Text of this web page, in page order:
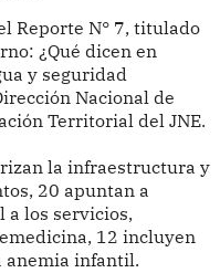
Reporte N° 7, titulado
¿Qué dicen en
y seguridad
Nacional de
Territorial del JNE.
la infraestructura y
20 apuntan a
a los servicios,
12 incluyen
anemia infantil.